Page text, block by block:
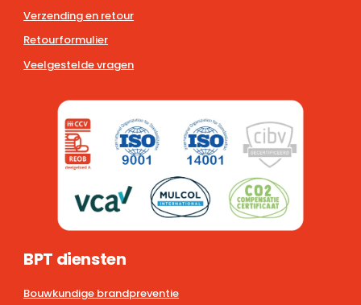
Verzending en retour
Retourformulier
Veelgestelde vragen
BPT diensten
Bouwkundige brandpreventie